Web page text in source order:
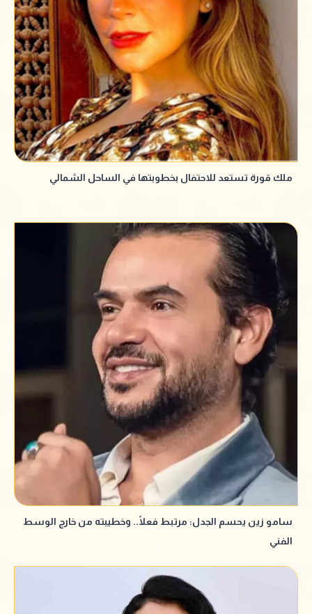
ملك قورة تستعد للاحتفال بخطوبتها في الساحل الشمالي
سامو زين يحسم الجدل: مرتبط فعلًا.. وخطيبته من خارج الوسط
الفني